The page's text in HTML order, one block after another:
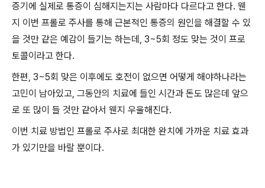
증기에 실제로 통증이 심해지는지는 사람마다 다르다고 한다. 웬
지 이번 프롤로 주사를 통해 근본적인 통증의 원인을 해결할 수 있
을 것만 같은 예감이 들기는 하는데, 3~5회 정도 맞는 것이 프로
토콜이라고 한다.
한편, 3~5회 맞은 이후에도 호전이 없으면 어떻게 해야하나라는
고민이 남아있고, 그동안의 치료에 들인 시간과 돈도 많은데 앞으
로 또 많이 들 것만 같아서 웬지 우울해진다.
이번 치료 방법인 프롤로 주사로 최대한 완치에 가까운 치료 효과
가 있기만을 바랄 뿐이다.